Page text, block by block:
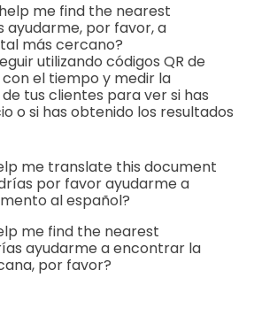
me find the nearest
ayudarme, por favor, a
más cercano?
utilizando códigos QR de
el tiempo y medir la
tus clientes para ver si has
o si has obtenido los resultados
me translate this document
por favor ayudarme a
al español?
me find the nearest
ayudarme a encontrar la
por favor?